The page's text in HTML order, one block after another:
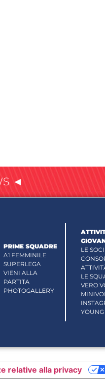
◄
PRIME SQUADRE
A1 FEMMINILE
SUPERLEGA
VIENI ALLA
PARTITA
PHOTOGALLERY
LE
LE
VERO
YOUNG
relative alla privacy